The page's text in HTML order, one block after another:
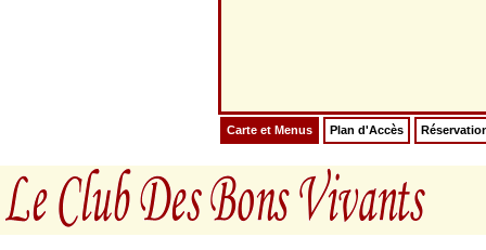
Carte et Menus Plan d'Accès